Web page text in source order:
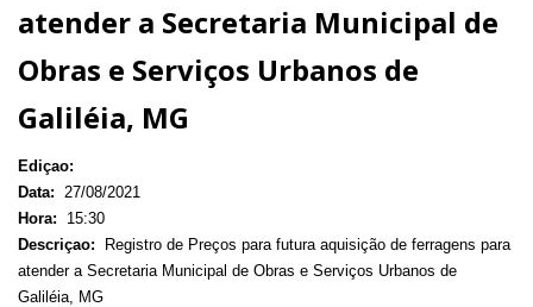
atender a Secretaria Municipal de
Obras e Serviços Urbanos de
Galiléia, MG
Ediçao:
Data:
27/08/2021
Hora:
15:30
Descriçao:
Registro de Preços para futura aquisição de ferragens para
atender a Secretaria Municipal de Obras e Serviços Urbanos de
Galiléia, MG